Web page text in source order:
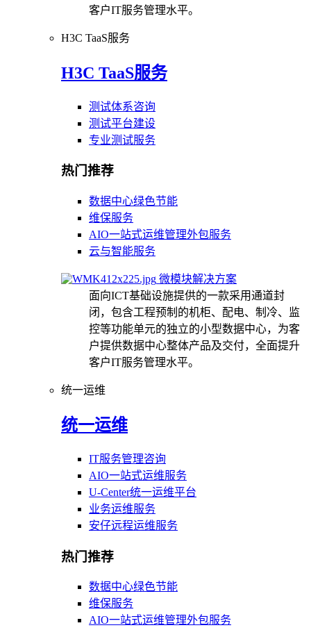
客户IT服务管理水平。
H3C TaaS服务
H3C TaaS服务
测试体系咨询
测试平台建设
专业测试服务
热门推荐
数据中心绿色节能
维保服务
AIO一站式运维管理外包服务
云与智能服务
微模块解决方案
面向ICT基础设施提供的一款采用通道封
闭，包含工程预制的机柜、配电、制冷、监
控等功能单元的独立的小型数据中心，为客
户提供数据中心整体产品及交付，全面提升
客户IT服务管理水平。
统一运维
统一运维
IT服务管理咨询
AIO一站式运维服务
U-Center统一运维平台
业务运维服务
安仔远程运维服务
热门推荐
数据中心绿色节能
维保服务
AIO一站式运维管理外包服务